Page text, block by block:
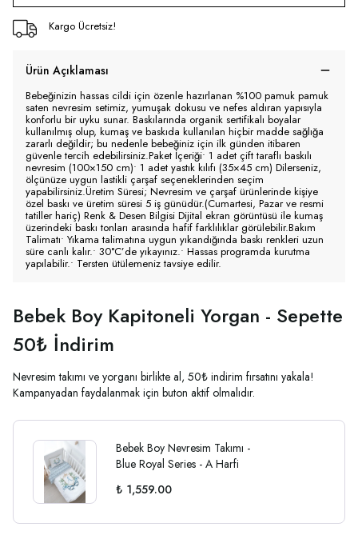
Kargo Ücretsiz!
Ürün Açıklaması
Bebeğinizin hassas cildi için özenle hazırlanan %100 pamuk pamuk
saten nevresim setimiz, yumuşak dokusu ve nefes aldıran yapısıyla
konforlu bir uyku sunar. Baskılarında organik sertifikalı boyalar
kullanılmış olup, kumaş ve baskıda kullanılan hiçbir madde sağlığa
zararlı değildir; bu nedenle bebeğiniz için ilk günden itibaren
güvenle tercih edebilirsiniz.Paket İçeriği• 1 adet çift taraflı baskılı
nevresim (100×150 cm)• 1 adet yastık kılıfı (35×45 cm) Dilerseniz,
ölçünüze uygun lastikli çarşaf seçeneklerinden seçim
yapabilirsiniz.Üretim Süresi; Nevresim ve çarşaf ürünlerinde kişiye
özel baskı ve üretim süresi 5 iş günüdür.(Cumartesi, Pazar ve resmi
tatiller hariç) Renk & Desen Bilgisi Dijital ekran görüntüsü ile kumaş
üzerindeki baskı tonları arasında hafif farklılıklar görülebilir.Bakım
Talimatı• Yıkama talimatına uygun yıkandığında baskı renkleri uzun
süre canlı kalır.• 30°C’de yıkayınız.• Hassas programda kurutma
yapılabilir.• Tersten ütülemeniz tavsiye edilir.
Bebek Boy Kapitoneli Yorgan - Sepette
50₺ İndirim
Nevresim takımı ve yorganı birlikte al, 50₺ indirim fırsatını yakala!
Kampanyadan faydalanmak için buton aktif olmalıdır.
Bebek Boy Nevresim Takımı -
Blue Royal Series - A Harfi
₺ 1,559.00